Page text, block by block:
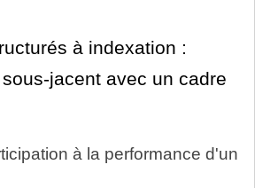
à indexation :
jacent avec un cadre
à la performance d'un